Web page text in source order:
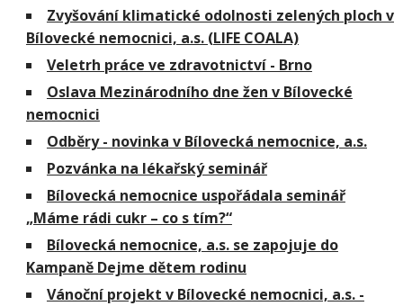
Zvyšování klimatické odolnosti zelených ploch v
Bílovecké nemocnici, a.s. (LIFE COALA)
Veletrh práce ve zdravotnictví - Brno
Oslava Mezinárodního dne žen v Bílovecké
nemocnici
Odběry - novinka v Bílovecká nemocnice, a.s.
Pozvánka na lékařský seminář
Bílovecká nemocnice uspořádala seminář
„Máme rádi cukr – co s tím?“
Bílovecká nemocnice, a.s. se zapojuje do
Kampaně Dejme dětem rodinu
Vánoční projekt v Bílovecké nemocnici, a.s. -